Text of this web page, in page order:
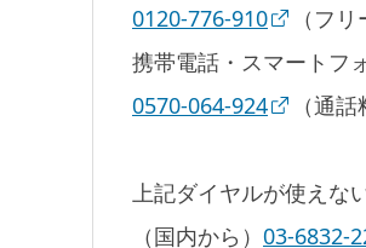
0120-776-910
（フ
携帯電話・スマートフ
0570-064-924
（通話
上記ダイヤルが使えな
（国内から） 03-6832-